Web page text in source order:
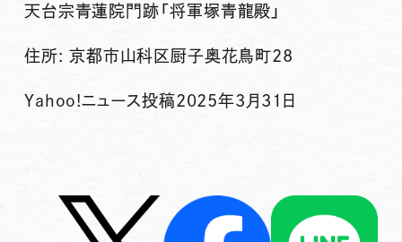
天台宗青蓮院門跡「将軍塚青龍殿」
住所: 京都市山科区厨子奥花鳥町28
Yahoo!ニュース投稿2025年3月31日